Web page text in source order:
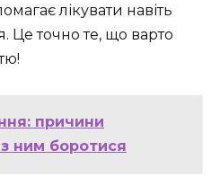
лікувати навіть
Це точно те, що варто
причини
ним боротися